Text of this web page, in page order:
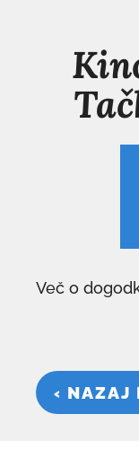
Več o
‹ NAZAJ